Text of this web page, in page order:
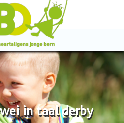
in taal derby